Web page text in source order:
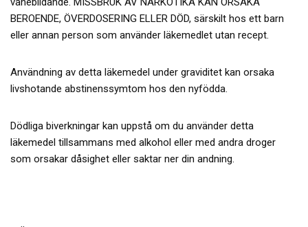
BEROENDE, ÖVERDOSERING ELLER DÖD, särskilt hos ett barn
eller annan person som använder läkemedlet utan recept.
Användning av detta läkemedel under graviditet kan orsaka
livshotande abstinenssymtom hos den nyfödda.
Dödliga biverkningar kan uppstå om du använder detta
läkemedel tillsammans med alkohol eller med andra droger
som orsakar dåsighet eller saktar ner din andning.